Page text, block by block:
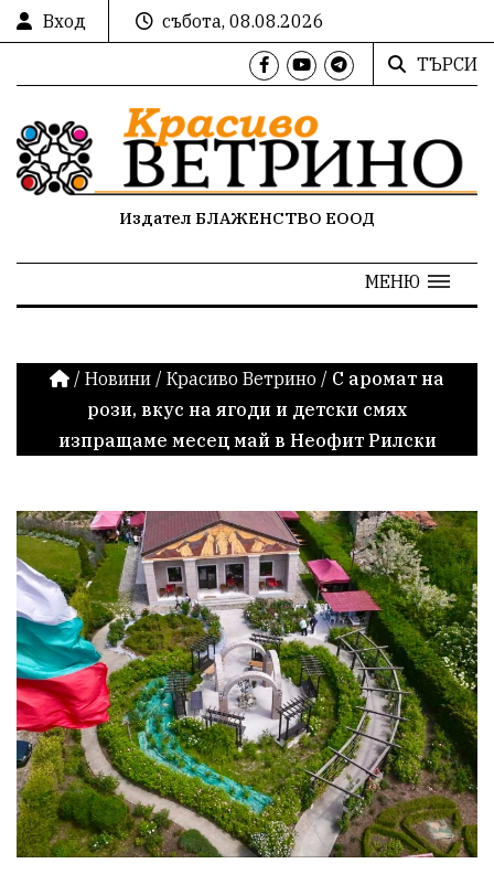
Вход
събота, 08.08.2026
ТЪРСИ
Издател БЛАЖЕНСТВО ЕООД
МЕНЮ
/ Новини / Красиво Ветрино / С аромат на
рози, вкус на ягоди и детски смях
изпращаме месец май в Неофит Рилски